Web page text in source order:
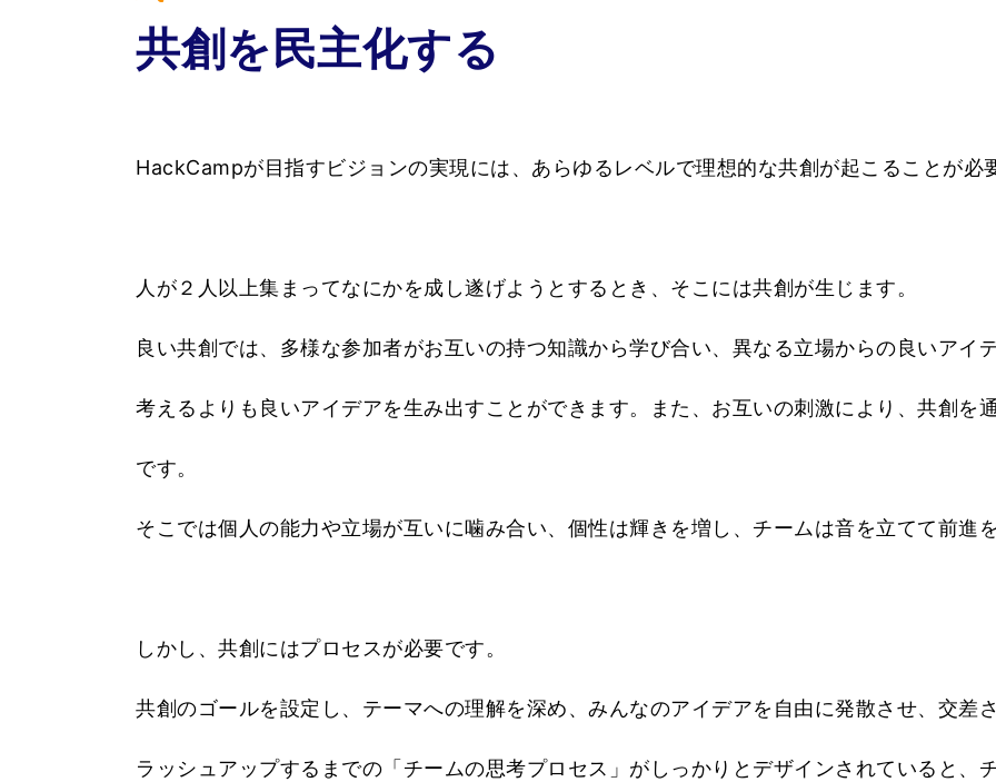
共創を民主化する
HackCampが目指すビジョンの実現には、あらゆるレベルで理想的な共創が起こることが必
人が２人以上集まってなにかを成し遂げようとするとき、そこには共創が生じます。
良い共創では、多様な参加者がお互いの持つ知識から学び合い、異なる立場からの良いアイ
考えるよりも良いアイデアを生み出すことができます。また、お互いの刺激により、共創を
です。
そこでは個人の能力や立場が互いに噛み合い、個性は輝きを増し、チームは音を立てて前進
しかし、共創にはプロセスが必要です。
共創のゴールを設定し、テーマへの理解を深め、みんなのアイデアを自由に発散させ、交差
ラッシュアップするまでの「チームの思考プロセス」がしっかりとデザインされていると、